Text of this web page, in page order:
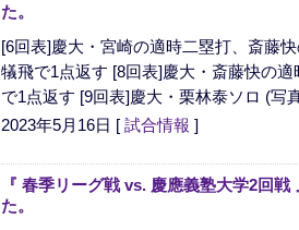
た。
[6回表]慶大・宮崎の適時二塁打、斎藤
犠飛で1点返す [8回表]慶大・斎藤快の
で1点返す [9回表]慶大・栗林泰ソロ (写
2023年5月16日 [ 試合情報 ]
『 春季リーグ戦 vs. 慶應義塾大学2回
た。